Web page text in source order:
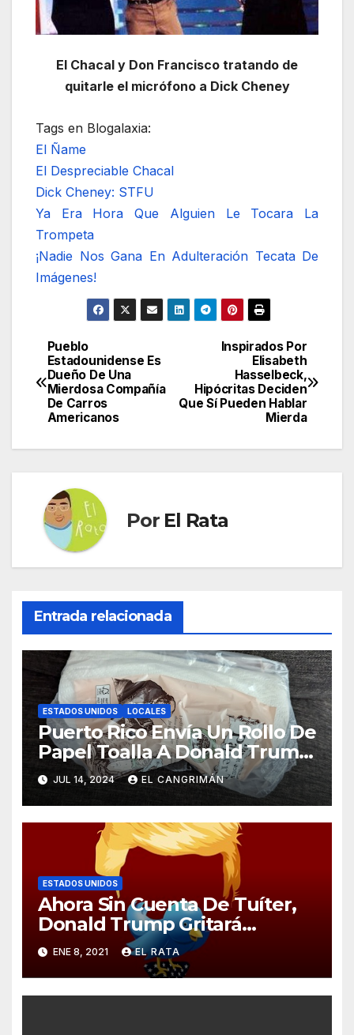
El Chacal y Don Francisco tratando de
quitarle el micrófono a Dick Cheney
Tags en Blogalaxia:
El Ñame
El Despreciable Chacal
Dick Cheney: STFU
Ya Era Hora Que Alguien Le Tocara La
Trompeta
¡Nadie Nos Gana En Adulteración Tecata De
Imágenes!
Navegación
de
entradas
Inspirados Por
Elisabeth
Hasselbeck,
Hipócritas Deciden
Que Sí Pueden Hablar
Mierda
Pueblo
Estadounidense Es
Dueño De Una
Mierdosa Compañía
De Carros
Americanos
Por El Rata
Entrada relacionada
ESTADOS UNIDOS LOCALES
Puerto Rico Envía Un Rollo De
Papel Toalla A Donald Trump
Pa’ Que Use Las Hojas De
Curita
JUL 14, 2024 EL CANGRIMÁN
ESTADOS UNIDOS
Ahora Sin Cuenta De Tuíter,
Donald Trump Gritará
Barrabasadas Desde Una
Tumbacocos
ENE 8, 2021 EL RATA